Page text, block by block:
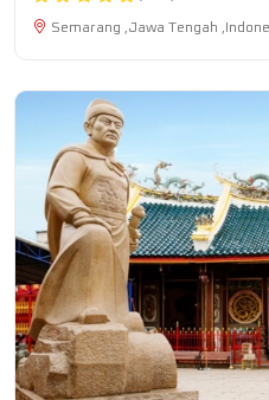
Semarang ,Jawa Tengah